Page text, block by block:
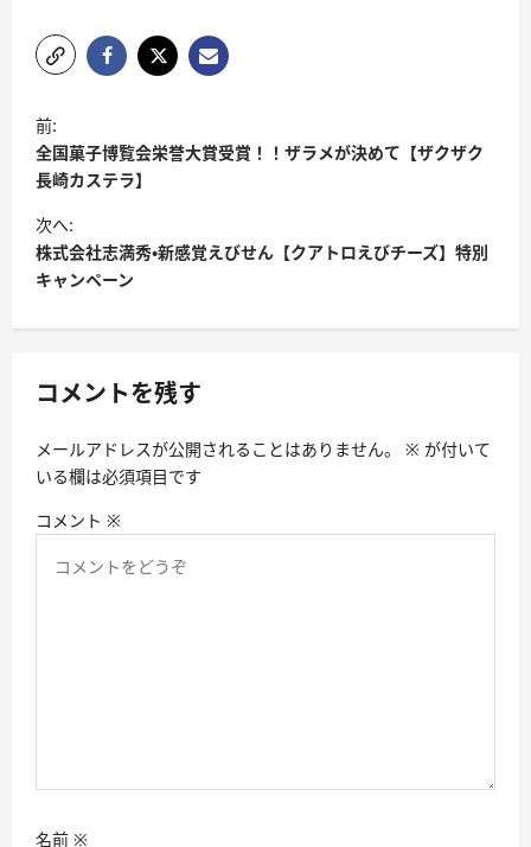
投
稿
ナ
ビ
ゲ
ー
シ
ン
前:
全国菓子博覧会栄誉大賞受賞！！ザラメが決めて【ザクザク
長崎カステラ】
次へ:
株式会社志満秀・新感覚えびせん【クアトロえびチーズ】特別
キャンペーン
コメントを残す
メールアドレスが公開されることはありません。 ※ が付いて
いる欄は必須項目です
コメント ※
名前 ※